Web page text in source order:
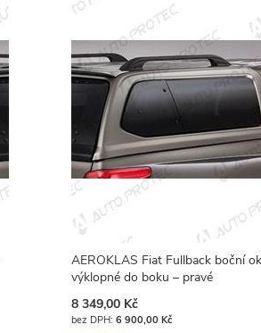
AEROKLAS Fiat Fullback boční
výklopné do boku – pravé
8 349,00 Kč
6 900,00 Kč